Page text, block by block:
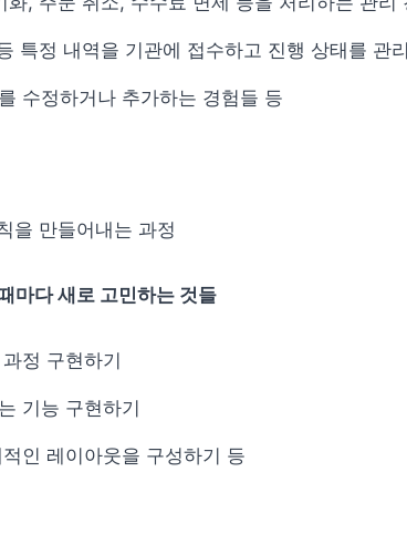
특정 내역을 기관에 접수하고 진행 상태를 관
수정하거나 추가하는 경험들 등
을 만들어내는 과정
마다 새로 고민하는 것들
정 구현하기
기능 구현하기
인 레이아웃을 구성하기 등